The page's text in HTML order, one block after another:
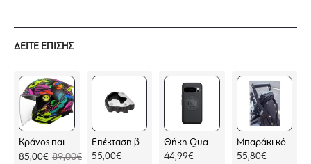
ΔΕΙΤΕ ΕΠΙΣΗΣ
Κράνος παιδικό LS2 Funny II OF622 Joy
85,00€ 89,00€
Επέκταση βάσης πλαϊνού σταντ SW-Motech Moto Guzzi Stelvio 23-
55,00€
Θήκη Quad Lock MAG Google Pixel 10 Pro (μαγνητική)
44,99€
Μπαράκι κόκπιτ KOVE 800 X PRO
55,80€